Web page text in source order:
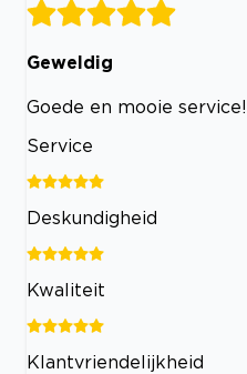
Geweldig
Goede en mooie service!
Service
Deskundigheid
Kwaliteit
Klantvriendelijkheid